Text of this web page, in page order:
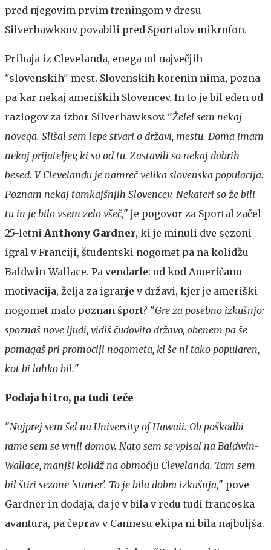
pred njegovim prvim treningom v dresu
Silverhawksov povabili pred Sportalov mikrofon.
Prihaja iz Clevelanda, enega od največjih
"slovenskih" mest. Slovenskih korenin nima, pozna
pa kar nekaj ameriških Slovencev. In to je bil eden od
razlogov za izbor Silverhawksov. "Želel sem nekaj
novega. Slišal sem lepe stvari o državi, mestu. Doma imam
nekaj prijateljev, ki so od tu. Zastavili so nekaj dobrih
besed. V Clevelandu je namreč velika slovenska populacija.
Poznam nekaj tamkajšnjih Slovencev. Nekateri so že bili
tu in je bilo vsem zelo všeč," je pogovor za Sportal začel
25-letni Anthony Gardner, ki je minuli dve sezoni
igral v Franciji, študentski nogomet pa na kolidžu
Baldwin-Wallace. Pa vendarle: od kod Američanu
motivacija, želja za igranje v državi, kjer je ameriški
nogomet malo poznan šport? "Gre za posebno izkušnjo:
spoznaš nove ljudi, vidiš čudovito državo, obenem pa še
pomagaš pri promociji nogometa, ki še ni tako popularen,
kot bi lahko bil."
Podaja hitro, pa tudi teče
"Najprej sem šel na University of Hawaii. Ob poškodbi
rame sem se vrnil domov. Nato sem se vpisal na Baldwin-
Wallace, manjši kolidž na območju Clevelanda. Tam sem
bil štiri sezone 'starter'. To je bila dobra izkušnja," pove
Gardner in dodaja, da je v bila v redu tudi francoska
avantura, pa čeprav v Cannesu ekipa ni bila najboljša.